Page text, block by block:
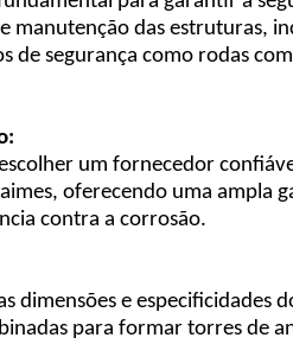
das estruturas,
de segurança como rodas
um fornecedor
oferecendo uma ampla
contra a corrosão.
dimensões e especificidades
para formar torres de